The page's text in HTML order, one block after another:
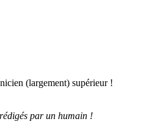
(largement) supérieur !
par un humain !